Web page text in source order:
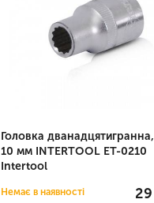
Головка
10 мм INTERTOOL ET-0210
Intertool
Немає в наявності